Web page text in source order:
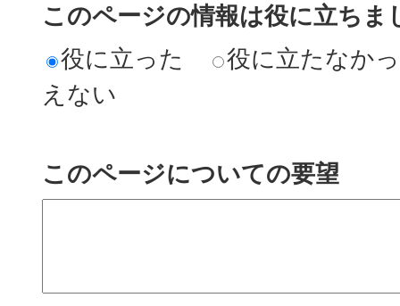
このページの情報は役に立ちま
役に立った
役に立たなか
えない
このページについての要望